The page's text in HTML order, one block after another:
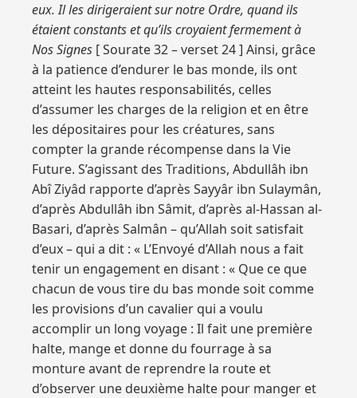
eux. Il les dirigeraient sur notre Ordre, quand ils
étaient constants et qu’ils croyaient fermement à
Nos Signes [ Sourate 32 – verset 24 ] Ainsi, grâce
à la patience d’endurer le bas monde, ils ont
atteint les hautes responsabilités, celles
d’assumer les charges de la religion et en être
les dépositaires pour les créatures, sans
compter la grande récompense dans la Vie
Future. S’agissant des Traditions, Abdullâh ibn
Abî Ziyâd rapporte d’après Sayyâr ibn Sulaymân,
d’après Abdullâh ibn Sâmit, d’après al-Hassan al-
Basari, d’après Salmân – qu’Allah soit satisfait
d’eux – qui a dit : « L’Envoyé d’Allah nous a fait
tenir un engagement en disant : « Que ce que
chacun de vous tire du bas monde soit comme
les provisions d’un cavalier qui a voulu
accomplir un long voyage : Il fait une première
halte, mange et donne du fourrage à sa
monture avant de reprendre la route et
d’observer une deuxième halte pour manger et